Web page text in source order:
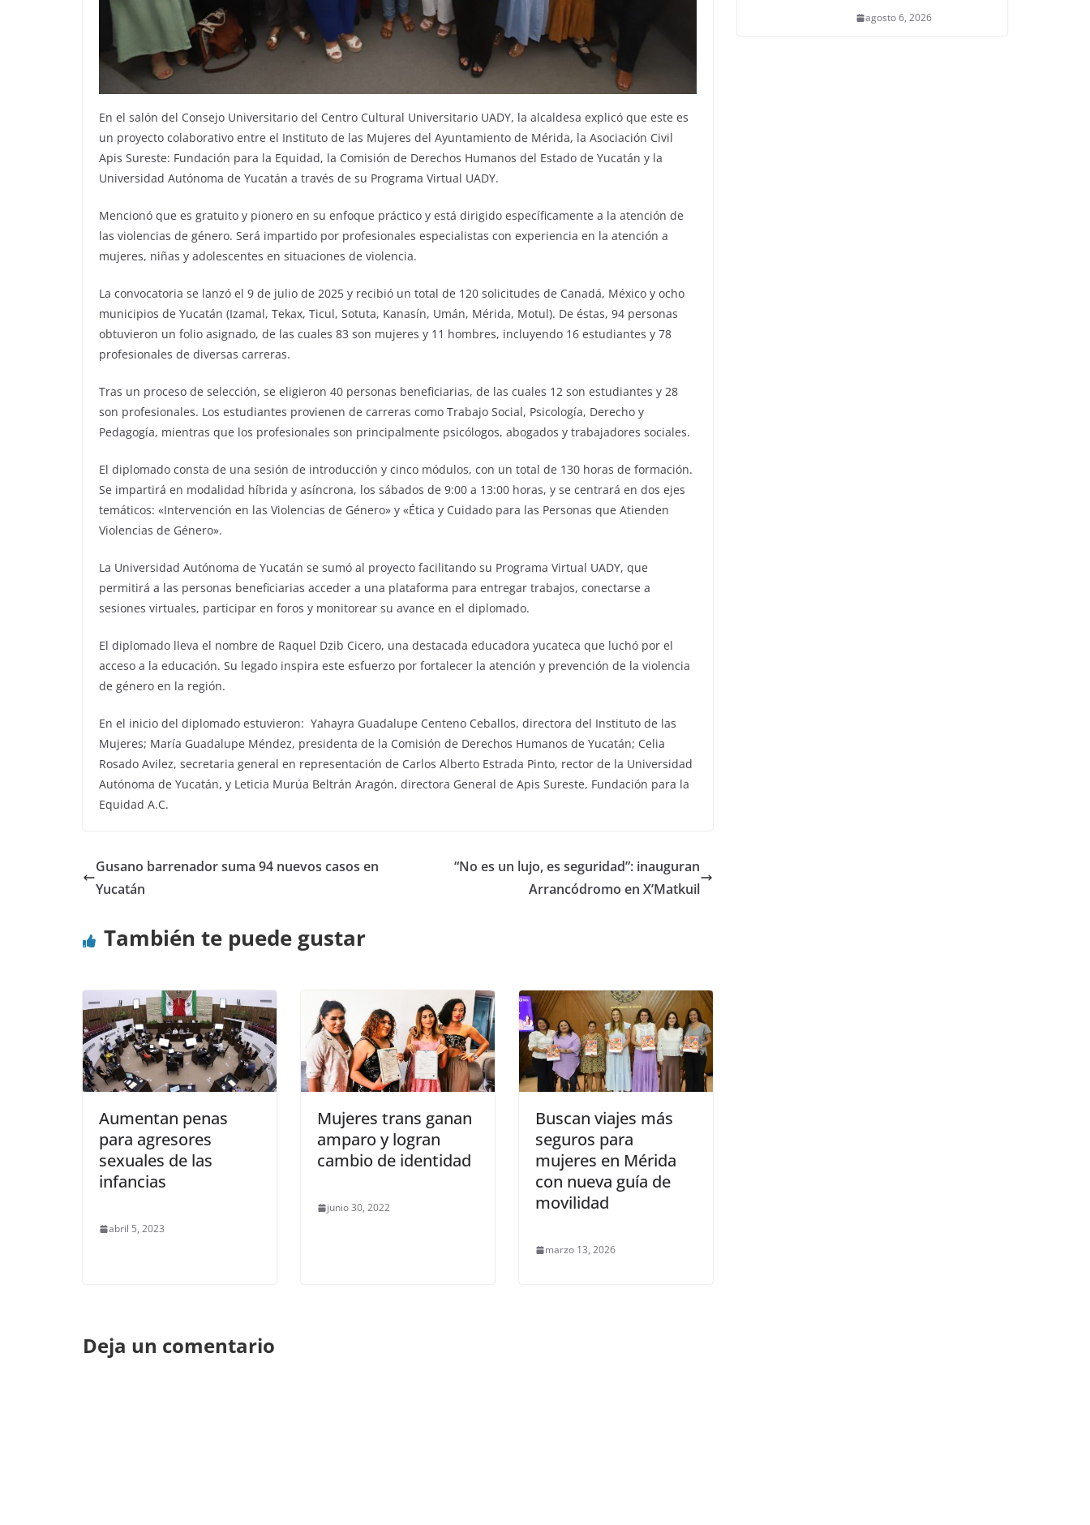
En el salón del Consejo Universitario del Centro Cultural Universitario UADY, la alcaldesa explicó que este es
un proyecto colaborativo entre el Instituto de las Mujeres del Ayuntamiento de Mérida, la Asociación Civil
Apis Sureste: Fundación para la Equidad, la Comisión de Derechos Humanos del Estado de Yucatán y la
Universidad Autónoma de Yucatán a través de su Programa Virtual UADY.
Mencionó que es gratuito y pionero en su enfoque práctico y está dirigido específicamente a la atención de
las violencias de género. Será impartido por profesionales especialistas con experiencia en la atención a
mujeres, niñas y adolescentes en situaciones de violencia.
La convocatoria se lanzó el 9 de julio de 2025 y recibió un total de 120 solicitudes de Canadá, México y ocho
municipios de Yucatán (Izamal, Tekax, Ticul, Sotuta, Kanasín, Umán, Mérida, Motul). De éstas, 94 personas
obtuvieron un folio asignado, de las cuales 83 son mujeres y 11 hombres, incluyendo 16 estudiantes y 78
profesionales de diversas carreras.
Tras un proceso de selección, se eligieron 40 personas beneficiarias, de las cuales 12 son estudiantes y 28
son profesionales. Los estudiantes provienen de carreras como Trabajo Social, Psicología, Derecho y
Pedagogía, mientras que los profesionales son principalmente psicólogos, abogados y trabajadores sociales.
El diplomado consta de una sesión de introducción y cinco módulos, con un total de 130 horas de formación.
Se impartirá en modalidad híbrida y asíncrona, los sábados de 9:00 a 13:00 horas, y se centrará en dos ejes
temáticos: «Intervención en las Violencias de Género» y «Ética y Cuidado para las Personas que Atienden
Violencias de Género».
La Universidad Autónoma de Yucatán se sumó al proyecto facilitando su Programa Virtual UADY, que
permitirá a las personas beneficiarias acceder a una plataforma para entregar trabajos, conectarse a
sesiones virtuales, participar en foros y monitorear su avance en el diplomado.
El diplomado lleva el nombre de Raquel Dzib Cicero, una destacada educadora yucateca que luchó por el
acceso a la educación. Su legado inspira este esfuerzo por fortalecer la atención y prevención de la violencia
de género en la región.
En el inicio del diplomado estuvieron: Yahayra Guadalupe Centeno Ceballos, directora del Instituto de las
Mujeres; María Guadalupe Méndez, presidenta de la Comisión de Derechos Humanos de Yucatán; Celia
Rosado Avilez, secretaria general en representación de Carlos Alberto Estrada Pinto, rector de la Universidad
Autónoma de Yucatán, y Leticia Murúa Beltrán Aragón, directora General de Apis Sureste, Fundación para la
Equidad A.C.
Gusano barrenador suma 94 nuevos casos en
Yucatán
“No es un lujo, es seguridad”: inauguran
Arrancódromo en X’Matkuil
También te puede gustar
Aumentan penas
para agresores
sexuales de las
infancias
abril 5, 2023
Mujeres trans ganan
amparo y logran
cambio de identidad
junio 30, 2022
Buscan viajes más
seguros para
mujeres en Mérida
con nueva guía de
movilidad
marzo 13, 2026
Deja un comentario
agosto 6, 2026